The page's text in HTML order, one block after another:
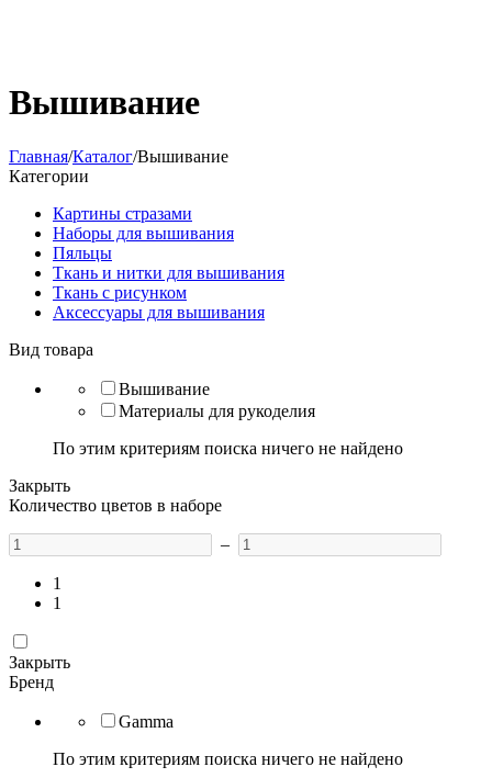
Вышивание
Главная/Каталог/Вышивание
Категории
Картины стразами
Наборы для вышивания
Пяльцы
Ткань и нитки для вышивания
Ткань с рисунком
Аксессуары для вышивания
Вид товара
Вышивание
Материалы для рукоделия
По этим критериям поиска ничего не найдено
Закрыть
Количество цветов в наборе
–
1
1
Закрыть
Бренд
Gamma
По этим критериям поиска ничего не найдено